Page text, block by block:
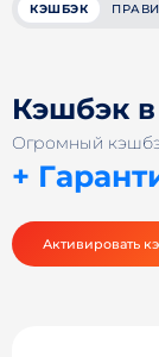
КЭШБЭК
Кэшбэк в
Огромный
+
Активировать